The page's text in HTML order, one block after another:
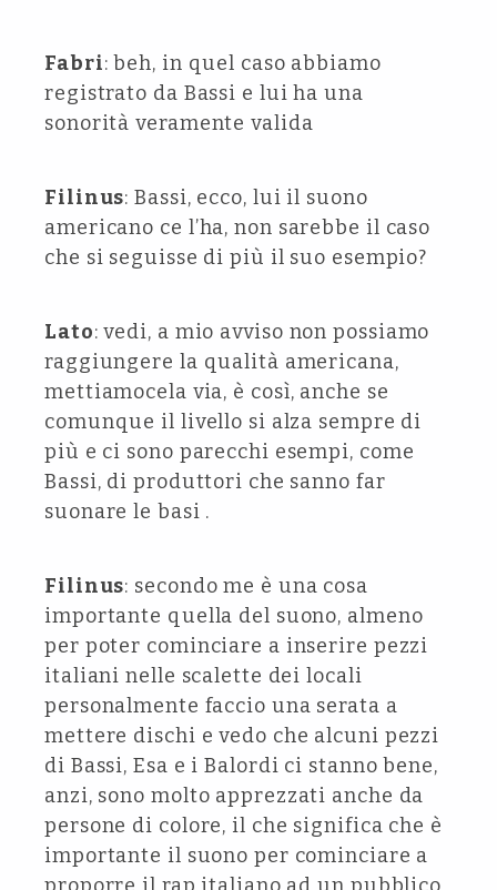
Fabri: beh, in quel caso abbiamo
registrato da Bassi e lui ha una
sonorità veramente valida
Filinus: Bassi, ecco, lui il suono
americano ce l’ha, non sarebbe il caso
che si seguisse di più il suo esempio?
Lato: vedi, a mio avviso non possiamo
raggiungere la qualità americana,
mettiamocela via, è così, anche se
comunque il livello si alza sempre di
più e ci sono parecchi esempi, come
Bassi, di produttori che sanno far
suonare le basi .
Filinus: secondo me è una cosa
importante quella del suono, almeno
per poter cominciare a inserire pezzi
italiani nelle scalette dei locali
personalmente faccio una serata a
mettere dischi e vedo che alcuni pezzi
di Bassi, Esa e i Balordi ci stanno bene,
anzi, sono molto apprezzati anche da
persone di colore, il che significa che è
importante il suono per cominciare a